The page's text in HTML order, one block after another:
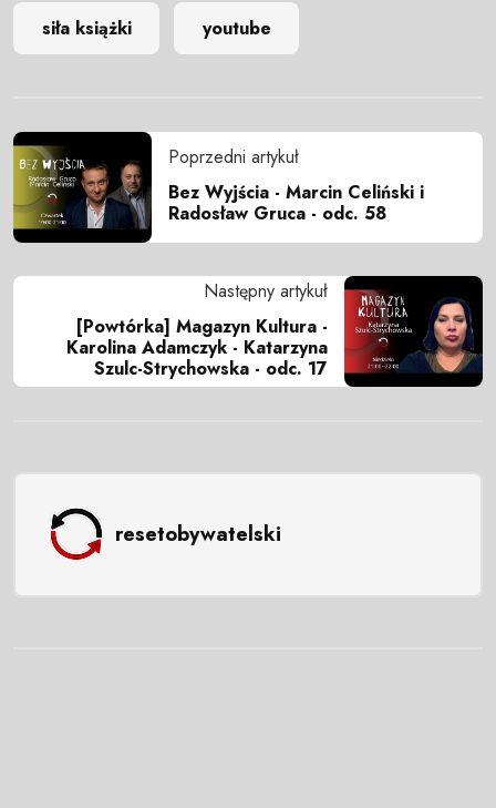
siła książki youtube
Poprzedni artykuł
Bez Wyjścia - Marcin Celiński i
Radosław Gruca - odc. 58
Następny artykuł
[Powtórka] Magazyn Kultura -
Karolina Adamczyk - Katarzyna
Szulc-Strychowska - odc. 17
resetobywatelski